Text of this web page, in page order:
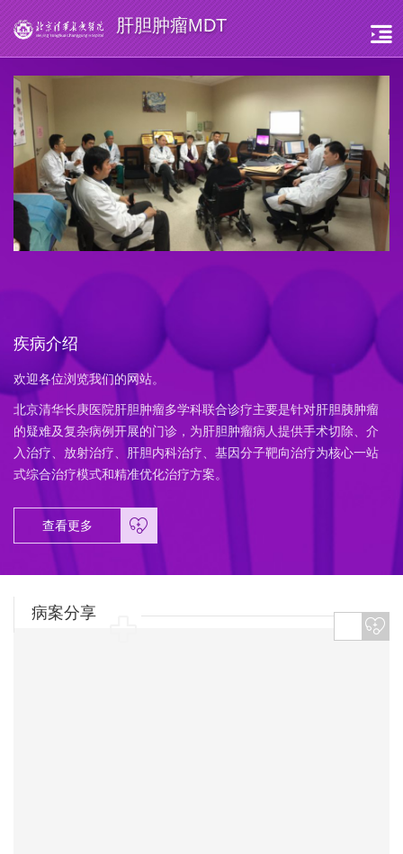
肝胆肿瘤MDT
疾病介绍
欢迎各位浏览我们的网站。
北京清华长庚医院肝胆肿瘤多学科联合诊疗主要是针对肝胆胰肿瘤
的疑难及复杂病例开展的门诊，为肝胆肿瘤病人提供手术切除、介
入治疗、放射治疗、肝胆内科治疗、基因分子靶向治疗为核心一站
式综合治疗模式和精准优化治疗方案。
查看更多
病案分享